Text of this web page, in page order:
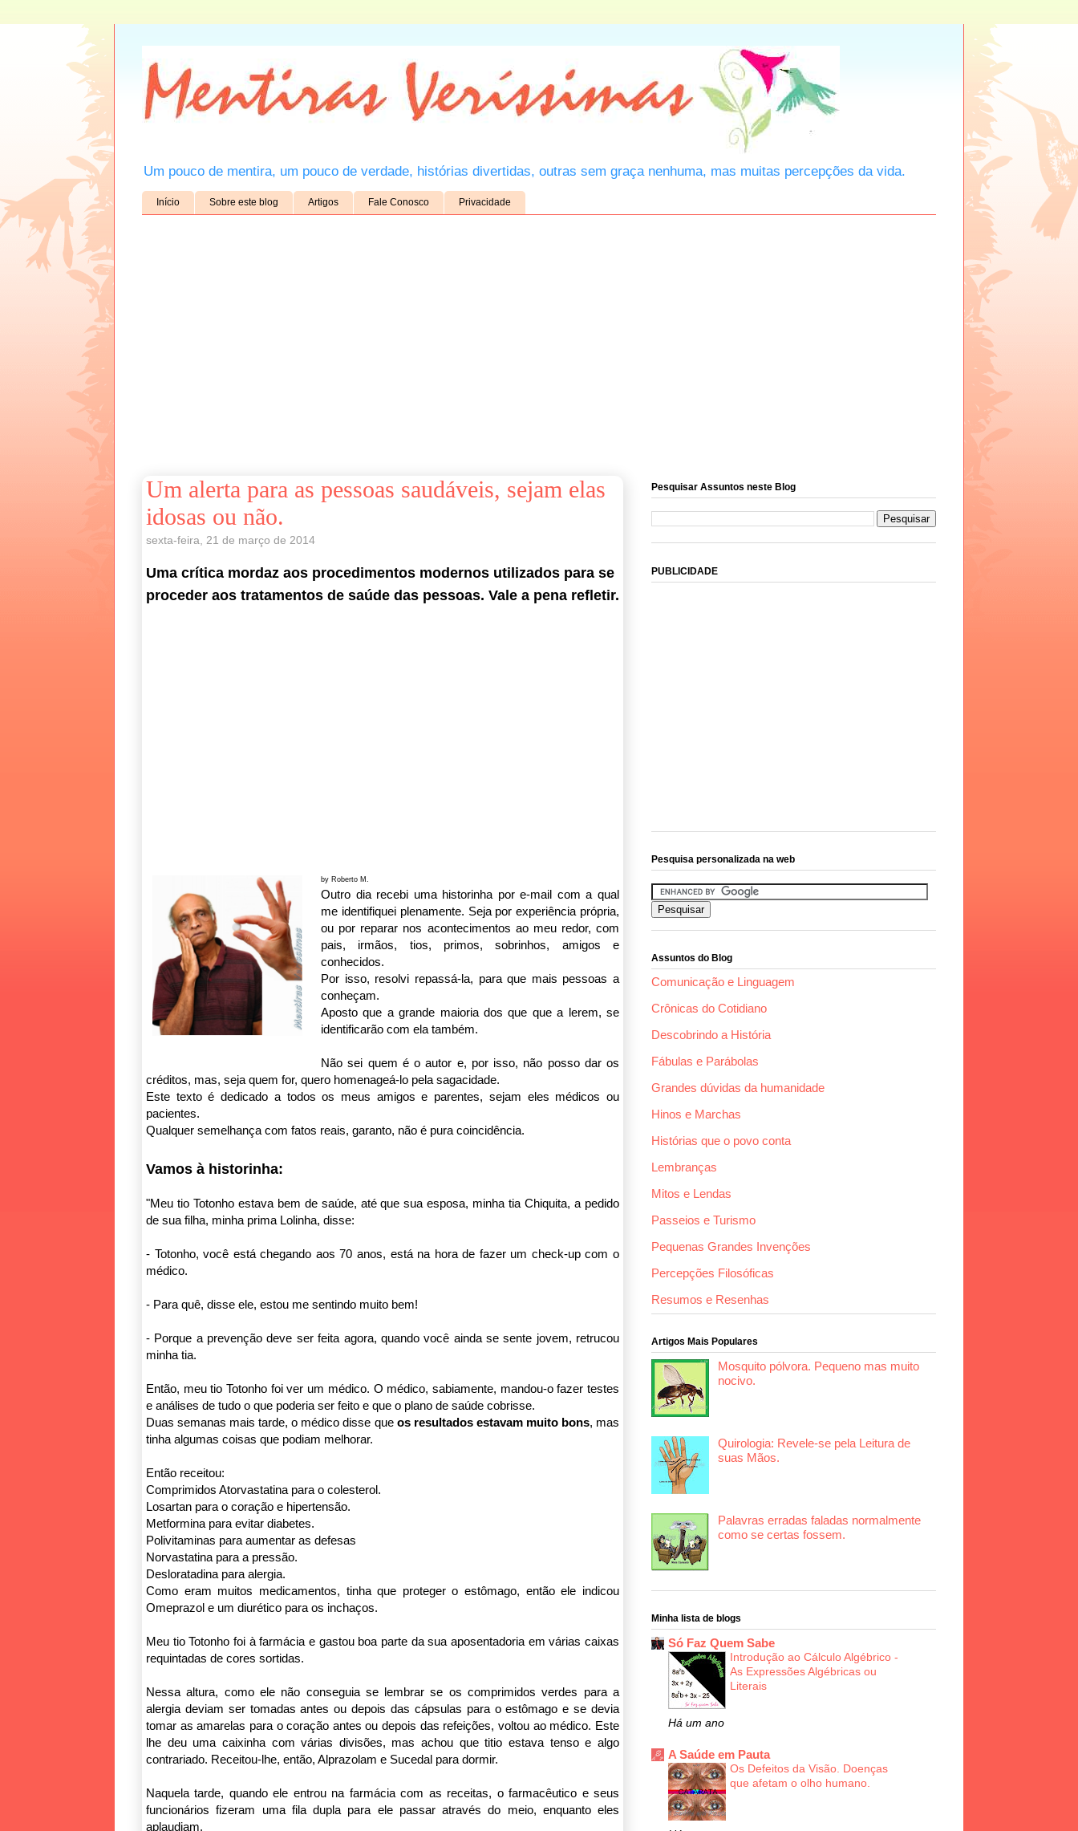
Um pouco de mentira, um pouco de verdade, histórias divertidas, outras sem graça nenhuma, mas muitas percepções da vida.
Início Sobre este blog Artigos Fale Conosco Privacidade
Um alerta para as pessoas saudáveis, sejam elas
idosas ou não.
sexta-feira, 21 de março de 2014
Uma crítica mordaz aos procedimentos modernos utilizados para se
proceder aos tratamentos de saúde das pessoas. Vale a pena refletir.
by Roberto M.
Outro dia recebi uma historinha por e-mail com a qual
me identifiquei plenamente. Seja por experiência própria,
ou por reparar nos acontecimentos ao meu redor, com
pais, irmãos, tios, primos, sobrinhos, amigos e
conhecidos.
Por isso, resolvi repassá-la, para que mais pessoas a
conheçam.
Aposto que a grande maioria dos que que a lerem, se
identificarão com ela também.
Não sei quem é o autor e, por isso, não posso dar os
créditos, mas, seja quem for, quero homenageá-lo pela sagacidade.
Este texto é dedicado a todos os meus amigos e parentes, sejam eles médicos ou
pacientes.
Qualquer semelhança com fatos reais, garanto, não é pura coincidência.
Vamos à historinha:
"Meu tio Totonho estava bem de saúde, até que sua esposa, minha tia Chiquita, a pedido
de sua filha, minha prima Lolinha, disse:
- Totonho, você está chegando aos 70 anos, está na hora de fazer um check-up com o
médico.
- Para quê, disse ele, estou me sentindo muito bem!
- Porque a prevenção deve ser feita agora, quando você ainda se sente jovem, retrucou
minha tia.
Então, meu tio Totonho foi ver um médico. O médico, sabiamente, mandou-o fazer testes
e análises de tudo o que poderia ser feito e que o plano de saúde cobrisse.
Duas semanas mais tarde, o médico disse que os resultados estavam muito bons, mas
tinha algumas coisas que podiam melhorar.
Então receitou:
Comprimidos Atorvastatina para o colesterol.
Losartan para o coração e hipertensão.
Metformina para evitar diabetes.
Polivitaminas para aumentar as defesas
Norvastatina para a pressão.
Desloratadina para alergia.
Como eram muitos medicamentos, tinha que proteger o estômago, então ele indicou
Omeprazol e um diurético para os inchaços.
Meu tio Totonho foi à farmácia e gastou boa parte da sua aposentadoria em várias caixas
requintadas de cores sortidas.
Nessa altura, como ele não conseguia se lembrar se os comprimidos verdes para a
alergia deviam ser tomadas antes ou depois das cápsulas para o estômago e se devia
tomar as amarelas para o coração antes ou depois das refeições, voltou ao médico. Este
lhe deu uma caixinha com várias divisões, mas achou que titio estava tenso e algo
contrariado. Receitou-lhe, então, Alprazolam e Sucedal para dormir.
Naquela tarde, quando ele entrou na farmácia com as receitas, o farmacêutico e seus
funcionários fizeram uma fila dupla para ele passar através do meio, enquanto eles
aplaudiam.
Pesquisar Assuntos neste Blog
PUBLICIDADE
Pesquisa personalizada na web
Assuntos do Blog
Comunicação e Linguagem
Crônicas do Cotidiano
Descobrindo a História
Fábulas e Parábolas
Grandes dúvidas da humanidade
Hinos e Marchas
Histórias que o povo conta
Lembranças
Mitos e Lendas
Passeios e Turismo
Pequenas Grandes Invenções
Percepções Filosóficas
Resumos e Resenhas
Artigos Mais Populares
Mosquito pólvora. Pequeno mas muito
nocivo.
Quirologia: Revele-se pela Leitura de
suas Mãos.
Palavras erradas faladas normalmente
como se certas fossem.
Minha lista de blogs
Só Faz Quem Sabe
Introdução ao Cálculo Algébrico -
As Expressões Algébricas ou
Literais
Há um ano
A Saúde em Pauta
Os Defeitos da Visão. Doenças
que afetam o olho humano.